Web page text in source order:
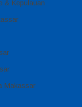
& Kepulauan
Makassar